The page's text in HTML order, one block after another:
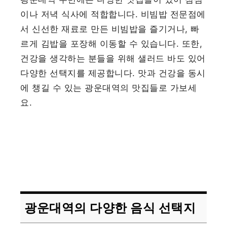
이나 저녁 식사에 적합합니다. 비빔밥 전문점에
서 신선한 재료로 만든 비빔밥을 즐기거나, 빠
르게 김밥을 포장해 이동할 수 있습니다. 또한,
건강을 생각하는 분들을 위해 샐러드 바도 있어
다양한 선택지를 제공합니다. 맛과 건강을 동시
에 챙길 수 있는 광운대역의 맛집들로 가보세
요.
광운대역의 다양한 음식 선택지